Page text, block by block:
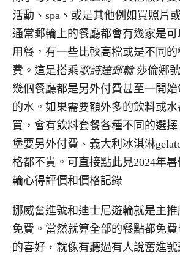
活動、spa、或是其他例如買照片
通常郵輪上的餐廳都會有幾家是可
用餐，有一些比較高檔或是不同的
費。這是搭乘歌詩達郵輪莎倫娜
幾個餐廳都是另外付費甚至一開
的水。如果需要額外多的飲料或
買，會有飲料套餐各種不同的選
堡要另外付費、義大利冰淇淋
格都不貴。可直接點此見2024年
輪心得評價和價格記錄
挪威奮進號和迪士尼遊輪就是主
免費。當然就算全部的餐點都免費
的喜好，就像有聽過有人說奮進